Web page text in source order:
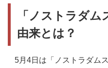
「ノストラダム
由来とは？
5月4日は「ノストラダム